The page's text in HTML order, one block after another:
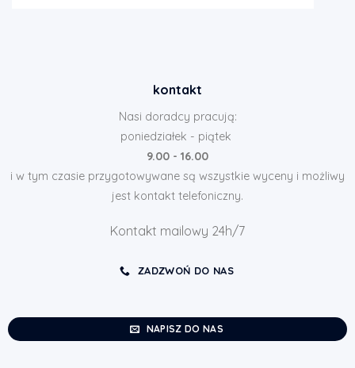
kontakt
Nasi doradcy pracują:
poniedziałek - piątek
9.00 - 16.00
i w tym czasie przygotowywane są wszystkie wyceny i możliwy
jest kontakt telefoniczny.
Kontakt mailowy 24h/7
ZADZWOŃ DO NAS
NAPISZ DO NAS